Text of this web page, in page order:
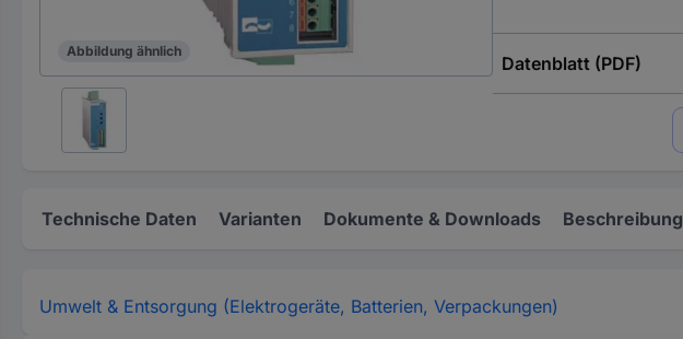
Abbildung ähnlich
Datenblatt (PDF)
Technische Daten Varianten Dokumente & Downloads Beschreibung
Umwelt & Entsorgung (Elektrogeräte, Batterien, Verpackungen)